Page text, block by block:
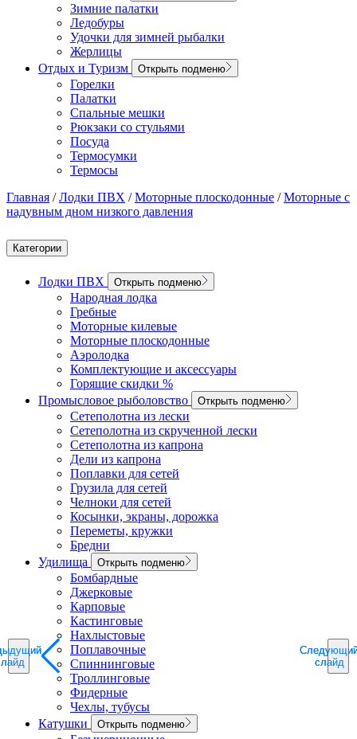
Зимние палатки
Ледобуры
Удочки для зимней рыбалки
Жерлицы
Отдых и Туризм
Открыть подменю
Горелки
Палатки
Спальные мешки
Рюкзаки со стульями
Посуда
Термосумки
Термосы
Главная /Лодки ПВХ /Моторные плоскодонные /Моторные с
надувным дном низкого давления
Категории
Лодки ПВХ Открыть подменю
Народная лодка
Гребные
Моторные килевые
Моторные плоскодонные
Аэролодка
Комплектующие и аксессуары
Горящие скидки %
Промысловое рыболовство
Открыть подменю
Сетеполотна из лески
Сетеполотна из скрученной лески
Сетеполотна из капрона
Дели из капрона
Поплавки для сетей
Грузила для сетей
Челноки для сетей
Косынки, экраны, дорожка
Переметы, кружки
Бредни
Удилища
Открыть подменю
Бомбардные
Джерковые
Карповые
Кастинговые
Нахлыстовые
Поплавочные
Спиннинговые
Троллинговые
Фидерные
Чехлы, тубусы
Катушки
Открыть подменю
слайд
слайд